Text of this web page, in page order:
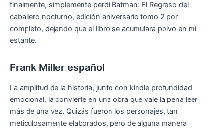
finalmente, simplemente perdí Batman: El Regreso del
caballero nocturno, edición aniversario tomo 2 por
completo, dejando que el libro se acumulara polvo en mi
estante.
Frank Miller español
La amplitud de la historia, junto con kindle profundidad
emocional, la convierte en una obra que vale la pena leer
más de una vez. Quizás fueron los personajes, tan
meticulosamente elaborados, pero de alguna manera